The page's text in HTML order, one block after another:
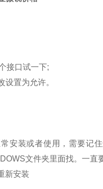
接口试一下;
置为允许。
安装或者使用，需要记
文件夹里面找。一直
新安装